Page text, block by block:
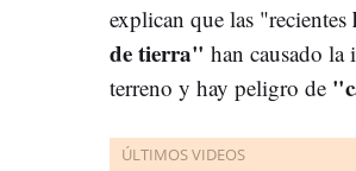
explican que las "recientes
de tierra" han causado la
terreno y hay peligro de